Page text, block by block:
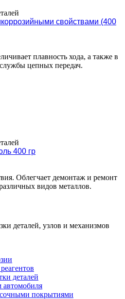
свойствами (400
плавность хода, а также в
цепных передач.
400 гр
Облегчает демонтаж и ремонт
видов металлов.
деталей, узлов и механизмов
деталей
автомобиля
покрытиями